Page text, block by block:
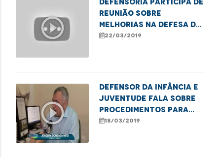
play_circle_outline
reunião sobre
melhorias na defesa do
consumidor
22/03/2019
play_circle_outline
Defensor da Infância e
Juventude fala sobre
procedimentos para
denúncias em casos de
18/03/2019